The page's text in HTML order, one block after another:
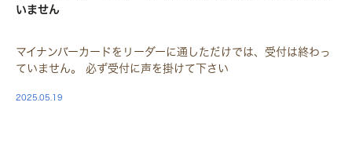
いません
マイナンバーカードをリーダーに通しただけでは、受付は終わっ
ていません。 必ず受付に声を掛けて下さい
2025.05.19